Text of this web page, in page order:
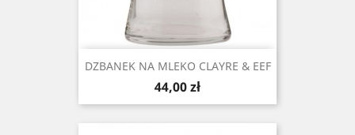
DZBANEK NA MLEKO CLAYRE & EEF
Cena
44,00 zł